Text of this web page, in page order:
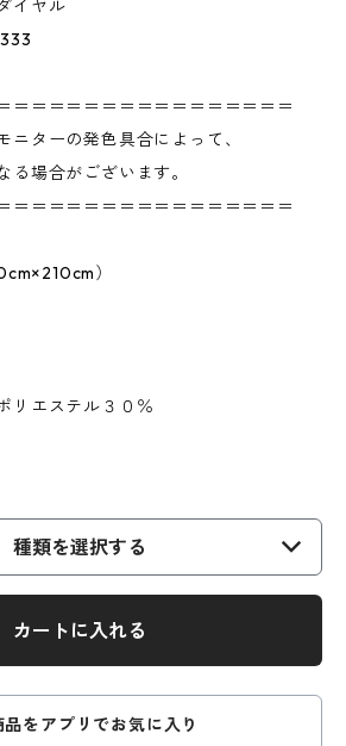
イヤル
＝＝＝＝＝＝＝＝＝＝＝＝＝＝＝＝
ニターの発色具合によって、
る場合がございます。
＝＝＝＝＝＝＝＝＝＝＝＝＝＝＝＝
）
エステル３０％
種類を選択する
カートに入れる
品をアプリでお気に入り